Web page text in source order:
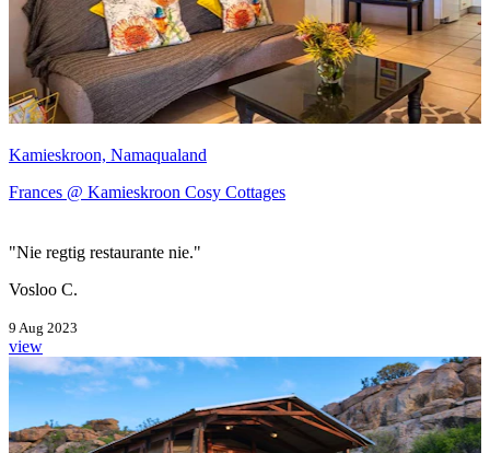
Kamieskroon, Namaqualand
Frances @ Kamieskroon Cosy Cottages
"Nie regtig restaurante nie."
Vosloo C.
9 Aug 2023
view